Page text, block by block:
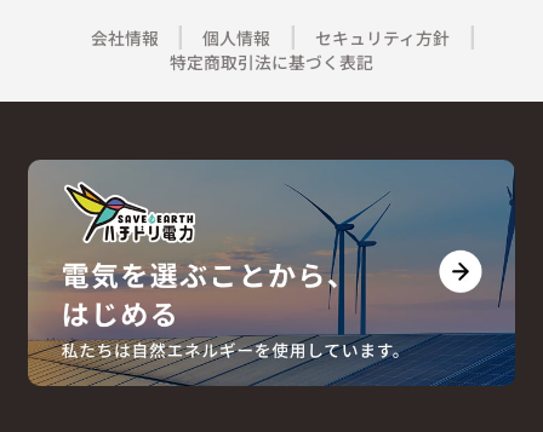
会社情報 個人情報
セキュリティ方針
特定商取引法に基づく表記